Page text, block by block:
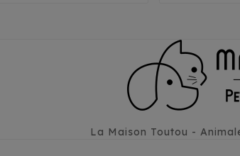
La Maison Toutou -